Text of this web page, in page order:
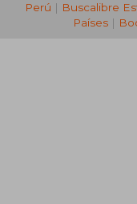
Perú | Buscalibre
Países |